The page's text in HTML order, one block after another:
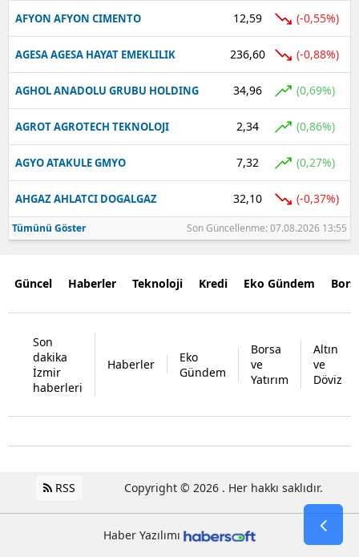
AFYON AFYON CIMENTO 12,59 (-0,55%)
AGESA AGESA HAYAT EMEKLILIK 236,60 (-0,88%)
AGHOL ANADOLU GRUBU HOLDING 34,96 (0,69%)
AGROT AGROTECH TEKNOLOJI 2,34 (0,86%)
AGYO ATAKULE GMYO 7,32 (0,27%)
AHGAZ AHLATCI DOGALGAZ 32,10 (-0,37%)
Tümünü Göster Son Güncellenme: 07.08.2026 13:55
Güncel Haberler Teknoloji Kredi Eko Gündem
Son
dakika
İzmir
haberleri
Haberler
Eko
Gündem
Borsa
ve
Yatırım
Altın
ve
Döviz
RSS Copyright © 2026 . Her hakkı saklıdır.
Haber Yazılımı